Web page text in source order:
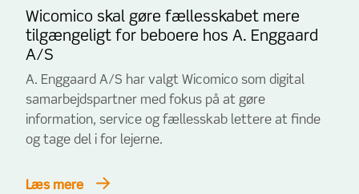
Wicomico skal gøre fællesskabet mere
tilgængeligt for beboere hos A. Enggaard
A/S
A. Enggaard A/S har valgt Wicomico som digital
samarbejdspartner med fokus på at gøre
information, service og fællesskab lettere at finde
og tage del i for lejerne.
Læs mere